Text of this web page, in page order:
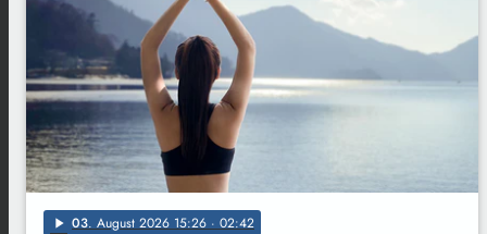
play_arrow 03. August 2026 15:26 · 02:42